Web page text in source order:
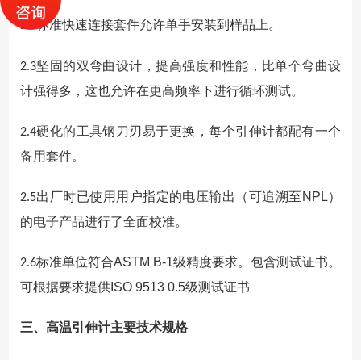
2.2 标准快速连接套件允许单手安装到样品上。
2.3坚固的双弯曲设计，提高强度和性能，比单个弯曲设
计强得多，这也允许在更高频率下进行循环测试。
2.4硬化的工具钢刀刃易于更换，每个引伸计都配有一个
备用套件。
2.5出厂时已使用用户指定的电压输出（可追溯至 NPL）
的电子产品进行了全面校准。
2.6标准单位符合ASTM B-1级精度要求。包含测试证书。
可根据要求提供ISO 9513 0.5级测试证书
三、高温引伸计主要技术规格